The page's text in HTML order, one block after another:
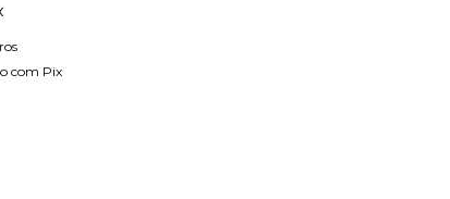
com Pix